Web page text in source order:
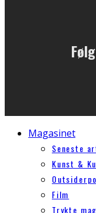
Magasinet
Seneste
Kunst &
Film
Trykte